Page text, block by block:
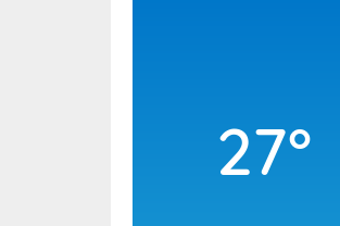
27°